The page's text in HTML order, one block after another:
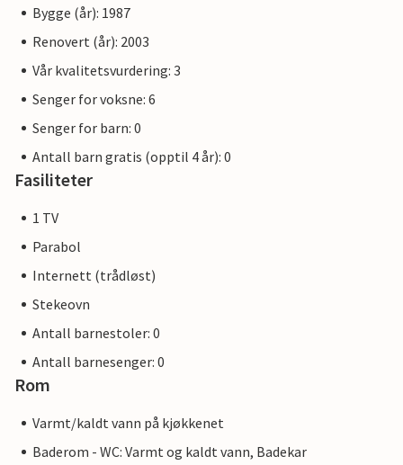
Bygge (år): 1987
Renovert (år): 2003
Vår kvalitetsvurdering: 3
Senger for voksne: 6
Senger for barn: 0
Antall barn gratis (opptil 4 år): 0
Fasiliteter
1 TV
Parabol
Internett (trådløst)
Stekeovn
Antall barnestoler: 0
Antall barnesenger: 0
Rom
Varmt/kaldt vann på kjøkkenet
Baderom - WC: Varmt og kaldt vann, Badekar